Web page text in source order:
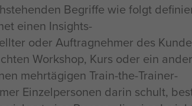
Begriffe wie folgt
einen Insights-
oder Auftragnehmer des
Workshop, Kurs oder ein
mehrtägigen Train-the-Trainer-
Einzelpersonen darin schult,